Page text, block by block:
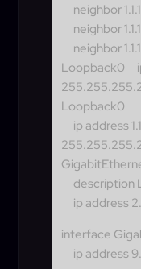
neighbor
neighbor
neighbor
Loopback0
Loopback0
ip address
description
ip address
interface
ip address